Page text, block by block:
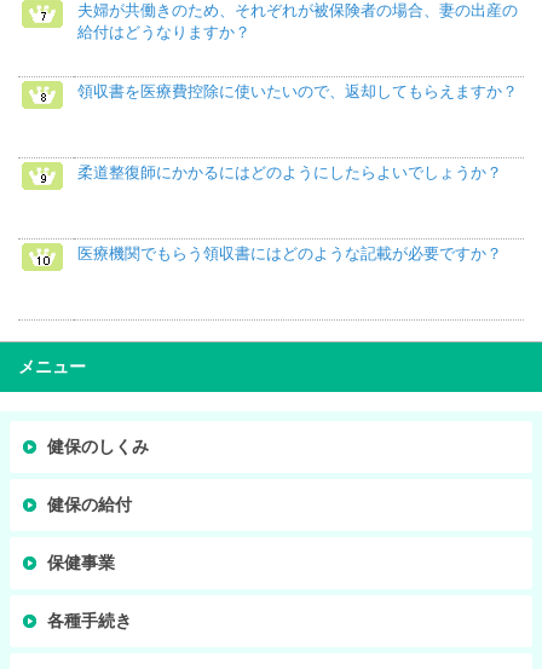
夫婦が共働きのため、それぞれが被保険者の場合、妻の出産の
給付はどうなりますか？
領収書を医療費控除に使いたいので、返却してもらえますか？
柔道整復師にかかるにはどのようにしたらよいでしょうか？
医療機関でもらう領収書にはどのような記載が必要ですか？
メニュー
健保のしくみ
健保の給付
保健事業
各種手続き